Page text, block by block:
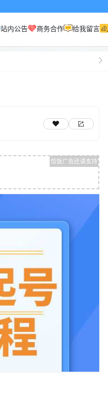
站内公告 商务合作 给我留言